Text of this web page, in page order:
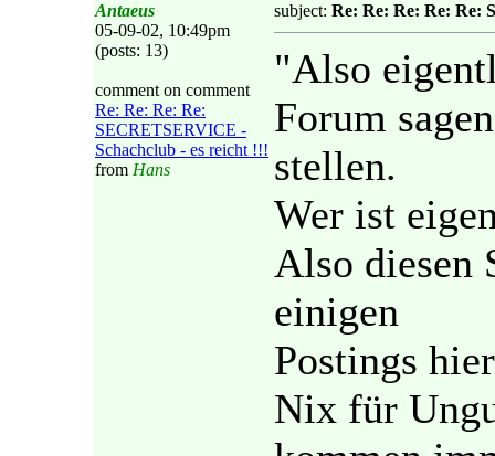
Antaeus
05-09-02, 10:49pm
(posts: 13)
comment on comment
Re: Re: Re: Re:
SECRETSERVICE -
Schachclub - es reicht !!!
from Hans
subject: Re: Re: Re: Re: Re:
"Also
Forum
stellen.
Wer ist
Also diesen
einigen
Postings
Nix für